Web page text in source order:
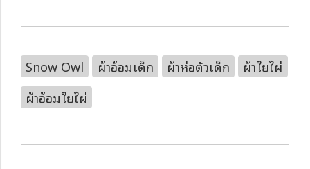
Snow Owl ผ้าอ้อมเด็ก ผ้าห่อตัวเด็ก
ผ้าใยไผ่
ผ้าอ้อมใยไผ่